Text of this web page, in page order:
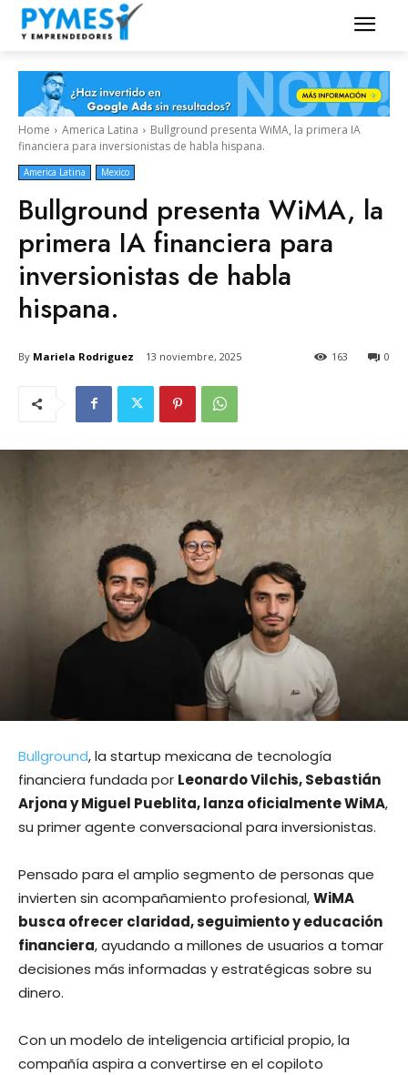
Home America Latina
Bullground presenta WiMA, la primera IA
financiera para inversionistas de habla hispana.
America Latina Mexico
Bullground presenta WiMA, la
primera IA financiera para
inversionistas de habla
hispana.
By Mariela Rodriguez 13 noviembre, 2025 0
163
Bullground, la startup mexicana de tecnología
financiera fundada por Leonardo Vilchis, Sebastián
Arjona y Miguel Pueblita, lanza oficialmente WiMA,
su primer agente conversacional para inversionistas.
Pensado para el amplio segmento de personas que
invierten sin acompañamiento profesional,WiMA
busca ofrecer claridad, seguimiento y educación
financiera, ayudando a millones de usuarios a tomar
decisiones más informadas y estratégicas sobre su
dinero.
Con un modelo de inteligencia artificial propio, la
compañía aspira a convertirse en el copiloto